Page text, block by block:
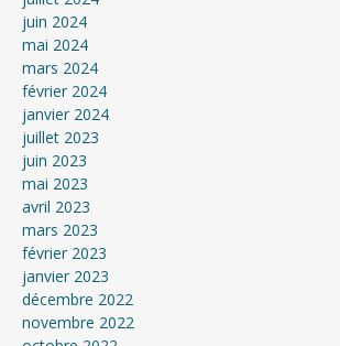
juin 2024
mai 2024
mars 2024
février 2024
janvier 2024
juillet 2023
juin 2023
mai 2023
avril 2023
mars 2023
février 2023
janvier 2023
décembre 2022
novembre 2022